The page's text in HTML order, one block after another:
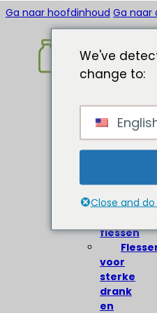
Ga naar hoofdinhoud Ga naar
Home
Over
Glazen
flessen
voor
sterke
drank
en
We've
change to:
Close and